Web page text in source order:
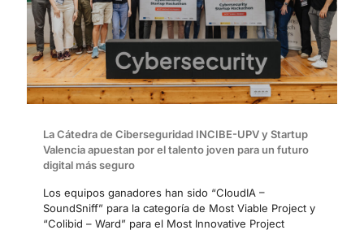
La Cátedra de Ciberseguridad INCIBE-UPV y Startup
Valencia apuestan por el talento joven para un futuro
digital más seguro
Los equipos ganadores han sido “CloudIA –
SoundSniff” para la categoría de Most Viable Project y
“Colibid – Ward” para el Most Innovative Project